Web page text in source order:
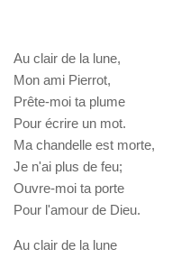
Au clair de la lune,
Mon ami Pierrot,
Prête-moi ta plume
Pour écrire un mot.
Ma chandelle est morte,
Je n'ai plus de feu;
Ouvre-moi ta porte
Pour l'amour de Dieu.
Au clair de la lune